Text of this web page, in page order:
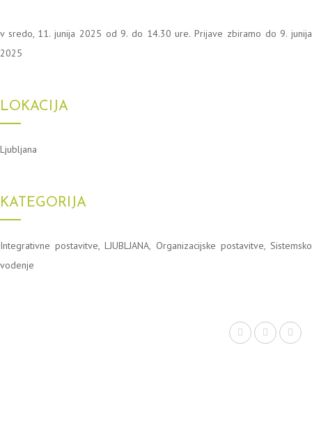
v sredo, 11. junija 2025 od 9. do 14.30 ure. Prijave zbiramo do 9. junija
2025
LOKACIJA
Ljubljana
KATEGORIJA
Integrativne postavitve,LJUBLJANA, Organizacijske postavitve,Sistemsko
vodenje